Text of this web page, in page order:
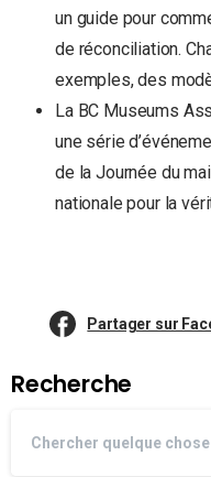
un guide pour
de réconciliation.
exemples, des
La BC Museums
une série
de la Journée du
nationale pour la
Partager sur
Recherche